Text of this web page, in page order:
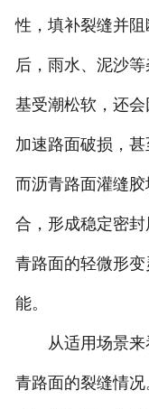
性，填补裂缝并
后，雨水、泥沙
基受潮松软，还
加速路面破损，甚
而沥青路面灌缝
合，形成稳定密
青路面的轻微形
能。
从适用场景来
青路面的裂缝情